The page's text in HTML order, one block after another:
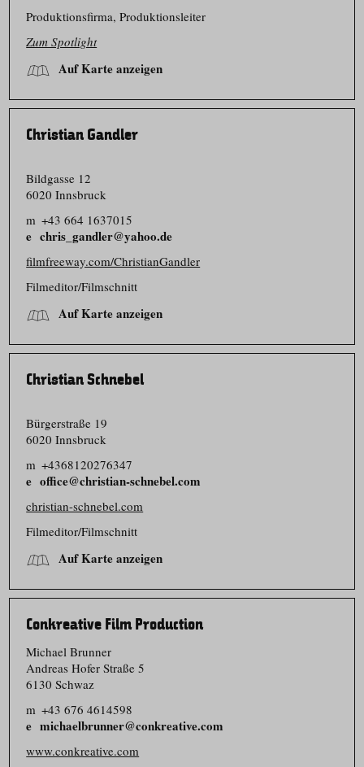
Produkti­onsfirma, Produkti­onsleiter
Zum Spotlight
Auf Karte anzeigen
Christian Gandler
Bildgasse 12
6020 Innsbruck
m +43 664 1637015
chris_gandler@yahoo.de
filmfreeway.com/ChristianGandler
Filmeditor/​Filmschnitt
Auf Karte anzeigen
Christian Schnebel
Bürgerstraße 19
6020 Innsbruck
m +4368120276347
office@christian-schnebel.com
christian-schnebel.com
Filmeditor/​Filmschnitt
Auf Karte anzeigen
Conkreative Film Production
Michael Brunner
Andreas Hofer Straße 5
6130 Schwaz
m +43 676 4614598
michaelbrunner@conkreative.com
www.conkreative.com